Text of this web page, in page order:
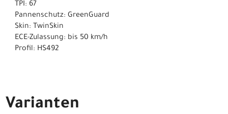
TPI: 67
Pannenschutz: GreenGuard
Skin: TwinSkin
ECE-Zulassung: bis 50 km/h
Profil: HS492
Varianten